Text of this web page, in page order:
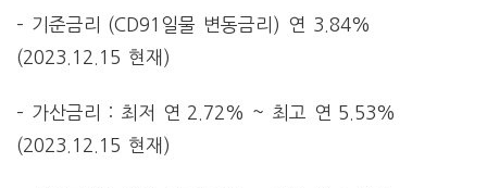
– 기준금리 (CD91일물 변동금리) 연 3.84%
(2023.12.15 현재)
– 가산금리 : 최저 연 2.72% ~ 최고 연 5.53%
(2023.12.15 현재)